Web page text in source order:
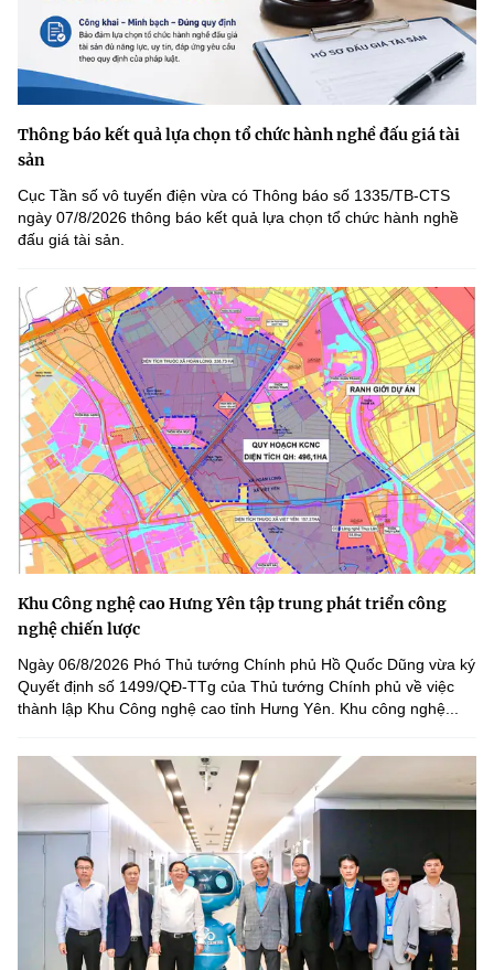
Thông báo kết quả lựa chọn tổ chức hành nghề đấu giá tài
sản
Cục Tần số vô tuyến điện vừa có Thông báo số 1335/TB-CTS
ngày 07/8/2026 thông báo kết quả lựa chọn tổ chức hành nghề
đấu giá tài sản.
Khu Công nghệ cao Hưng Yên tập trung phát triển công
nghệ chiến lược
Ngày 06/8/2026 Phó Thủ tướng Chính phủ Hồ Quốc Dũng vừa ký
Quyết định số 1499/QĐ-TTg của Thủ tướng Chính phủ về việc
thành lập Khu Công nghệ cao tỉnh Hưng Yên. Khu công nghệ...